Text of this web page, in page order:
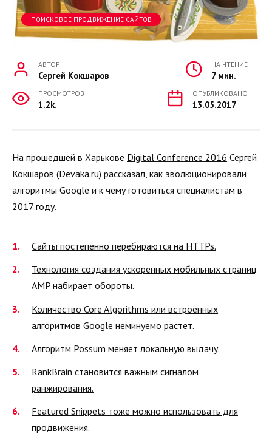
ПОИСКОВОЕ ПРОДВИЖЕНИЕ САЙТОВ
АВТОР
Сергей Кокшаров
НА ЧТЕНИЕ
7 мин.
ПРОСМОТРОВ
1.2k.
ОПУБЛИКОВАНО
13.05.2017
На прошедшей в Харькове Digital Conference 2016 Сергей
Кокшаров (Devaka.ru) рассказал, как эволюционировали
алгоритмы Google и к чему готовиться специалистам в
2017 году.
Сайты постепенно перебираются на HTTPs.
Технология создания ускоренных мобильных страниц
AMP набирает обороты.
Количество Core Algorithms или встроенных
алгоритмов Google неминуемо растет.
Алгоритм Possum меняет локальную выдачу.
RankBrain становится важным сигналом
ранжирования.
Featured Snippets тоже можно использовать для
продвижения.